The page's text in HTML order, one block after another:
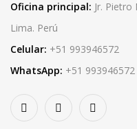
Oficina principal: Jr.
Lima. Perú
Celular: +51 993946572
WhatsApp: +51 993946572